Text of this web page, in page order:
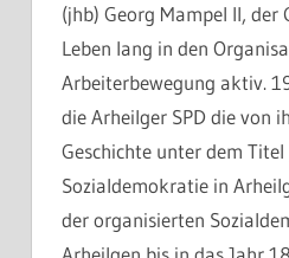
(jhb) Georg Mampel II, der
Leben lang in den
Arbeiterbewegung aktiv.
die Arheilger SPD die von
Geschichte unter dem
Sozialdemokratie in
der organisierten